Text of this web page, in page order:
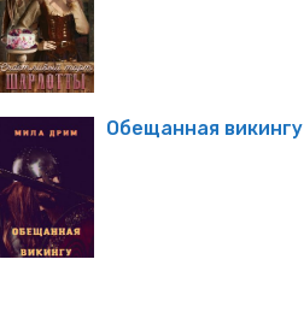
Обещанная викингу